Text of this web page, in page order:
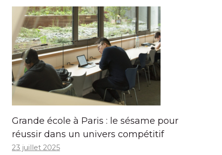
Grande école à Paris : le sésame pour
réussir dans un univers compétitif
23 juillet 2025